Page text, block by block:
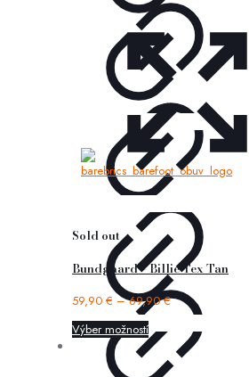
Sold out
Bundgaard – Billie Tex Tan
59,90 € –69,90€
Výber možností